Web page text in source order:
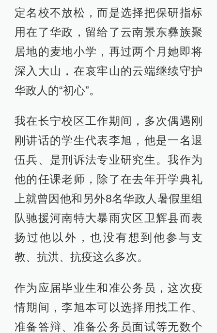
定名校不放松，而是选择把保研指标
用在了华政，留给了云南景东彝族聚
居地的麦地小学，再过两个月她即将
深入大山，在哀牢山的云端继续守护
华政人的“初心”。
我在长宁校区工作期间，多次偶遇刚
刚讲话的学生代表李旭，他是一名退
伍兵、是刑诉法专业研究生。我作为
他的任课老师，除了在去年开学典礼
上就曾因他和另外8名华政人暑假里组
队驰援河南特大暴雨灾区卫辉县而表
扬过他以外，也没有想到他参与支
教、抗洪、抗疫这么多次。
作为应届毕业生和准公务员，这次疫
情期间，李旭本可以选择用找工作、
准备答辩、准备公务员面试等无数个